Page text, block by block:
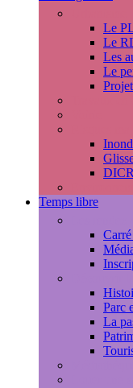
Le
Le
Les
Le
Temps libre
Parc
La